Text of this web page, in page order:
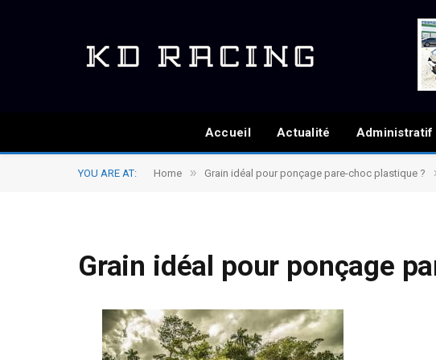
Accueil Actualité Administratif
YOU ARE AT: Home » Grain idéal pour ponçage pare-choc plastique ?
Grain idéal pour ponçage